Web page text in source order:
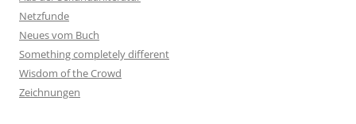
Netzfunde
Neues vom Buch
Something completely different
Wisdom of the Crowd
Zeichnungen